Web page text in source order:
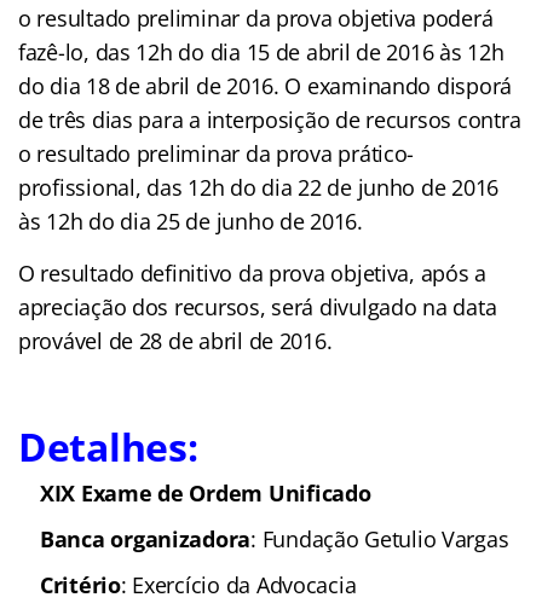
o resultado preliminar da prova objetiva poderá
fazê-lo, das 12h do dia 15 de abril de 2016 às 12h
do dia 18 de abril de 2016. O examinando disporá
de três dias para a interposição de recursos contra
o resultado preliminar da prova prático-
profissional, das 12h do dia 22 de junho de 2016
às 12h do dia 25 de junho de 2016.
O resultado definitivo da prova objetiva, após a
apreciação dos recursos, será divulgado na data
provável de 28 de abril de 2016.
Detalhes:
XIX Exame de Ordem Unificado
Banca organizadora: Fundação Getulio Vargas
Critério: Exercício da Advocacia